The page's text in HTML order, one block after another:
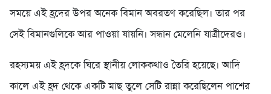
সময়ে এই হ্রদের উপর অনেক বিমান অবরতণ করেছিল। তার পর
সেই বিমানগুলিকে আর পাওয়া যায়নি। সন্ধান মেলেনি যাত্রীদেরও।
রহস্যময় এই হ্রদকে ঘিরে স্থানীয় লোককথাও তৈরি হয়েছে। আদি
কালে এই হ্রদ থেকে একটি মাছ তুলে সেটি রান্না করেছিলেন পাশের